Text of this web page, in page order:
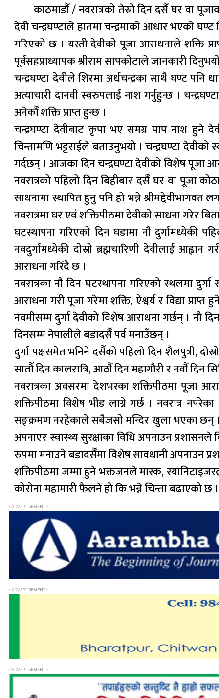
काठमाडौँ / नवरात्रको तेस्रो दिन दसैँ घर वा
देवी चन्द्रघण्टाले हातमा चन्द्रमाको आधार भएको
गरिएको छ । यस्ती देवीको पूजा आराधनाले शक्ति
पूर्वसहप्राध्यापक श्रीराम सापकोटाले जानकारी
चन्द्रघण्टा देवीले शिरमा अर्धचन्द्रका साथै घण्ट
अत्याचारी दानवी स्वरुपलाई नाश गर्नुहुन्छ ।
अनेकौँ शक्ति प्राप्त हुन्छ ।
चन्द्रघण्टा देवीबाट कृपा भए समग्र पाप नाश हुने
चिन्तामणि भट्टराईले बताउनुभयो । चन्द्रघण्टा
गर्दछन् । आजका दिन चन्द्रघण्टा देवीको विशेष पूजा
नवरात्रको पहिलो दिन बिहीबार दसैँ घर वा पूजा
साधनामा स्थापित हुनु पनि हो भन्ने
नवरात्रमा घर एवं शक्तिपीठमा देवीको साधना गरेर
घटस्थापना गरिएको दिन घडामा नौ दुर्गामध्येकी
नवदुर्गामध्येकी दोस्रो ब्रह्मचारिणी देवीलाई
आराधना गरिँदै छ ।
नवरात्रका नौ दिन घटस्थापना गरिएको स्थलमा
आराधना गरी पूजा गरेमा शक्ति, ऐश्वर्य र विद्या
नवमीसम्म दुर्गा देवीको विशेष आराधना गर्छन् । नौ
दिनसम्म नेपालीले बडादसैँ पर्व मनाउँछन् ।
दुर्गा पक्षसमेत भनिने दसैँको पहिलो दिन शैलपुत्री,
सातौँ दिन कालरात्रि, आठौँ दिन महागौरी र नवौँ दिन
नवरात्रका अवसरमा देशभरका शक्तिपीठमा पूजा
शक्तिपीठमा विशेष भीड लाग्ने गर्छ । नवरात्र
सङ्क्रमण नरहेकाले सबैजसो मन्दिर खुला भएका छन् ।
अपनाएर स्वास्थ्य सुरक्षाका विधि अपनाउन
रुपमा मनाउने बडादसैँमा विशेष सावधानी अपनाउन
शक्तिपीठमा जम्मा हुने भक्तजनले मास्क,
कोरोना महामारी फैलने हो कि भन्ने चिन्ता बढाएको छ ।
- ADVERTISEMENT -
- ADVERTISEMENT -
- ADVERTISEMENT -